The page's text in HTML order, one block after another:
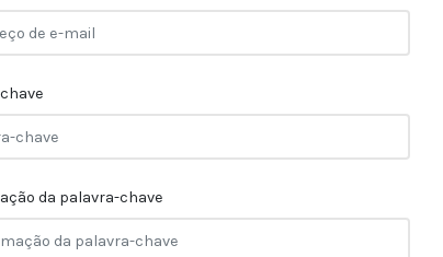
da palavra-chave